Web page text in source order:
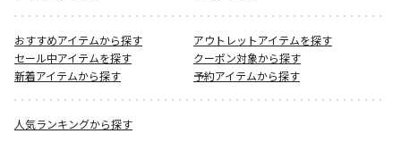
おすすめアイテムから探す
アウトレットアイテムを探す
セール中アイテムを探す
クーポン対象から探す
新着アイテムから探す
予約アイテムから探す
人気ランキングから探す